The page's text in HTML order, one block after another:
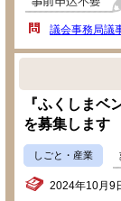
議会事務局議
『ふくしまベ
を募集します
しごと・産業
2024年10月9